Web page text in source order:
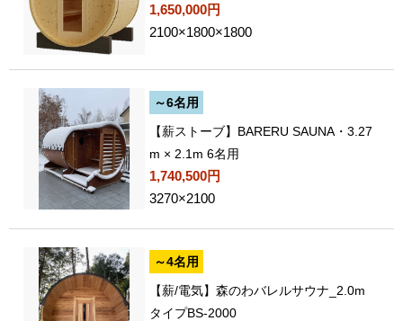
1,650,000円
2100×1800×1800
～6名用
【薪ストーブ】BARERU SAUNA・3.27
m × 2.1m 6名用
1,740,500円
3270×2100
～4名用
【薪/電気】森のわバレルサウナ_2.0m
タイプBS-2000